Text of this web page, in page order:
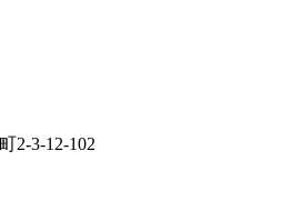
2-3-12-102